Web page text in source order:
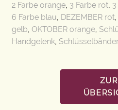
2 Farbe orange, 3 Farbe rot,
6 Farbe blau, DEZEMBER rot,
gelb, OKTOBER orange,
Handgelenk,
ZUR